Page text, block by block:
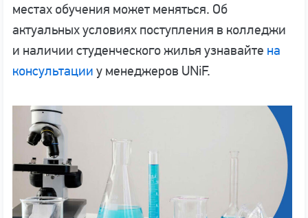
местах обучения может меняться. Об
актуальных условиях поступления в колледжи
и наличии студенческого жилья узнавайте на
консультации у менеджеров UNiF.